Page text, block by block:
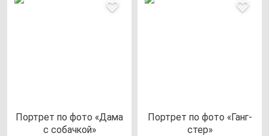
Пор­трет по фо­то «Дама
с со­бач­кой»
Пор­трет по фо­то «Ганг­
стер»